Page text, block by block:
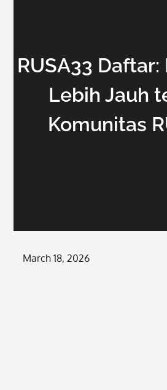
RUSA33
Lebih Jauh
Komunitas
Posted
March 18, 2026